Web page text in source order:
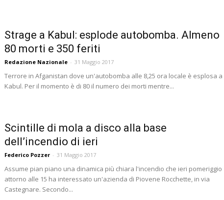
Strage a Kabul: esplode autobomba. Almeno
80 morti e 350 feriti
Redazione Nazionale - 31 Maggio 2017
Terrore in Afganistan dove un'autobomba alle 8,25 ora locale è esplosa a
Kabul. Per il momento è di 80 il numero dei morti mentre...
Scintille di mola a disco alla base
dell’incendio di ieri
Federico Pozzer - 31 Maggio 2017
Assume pian piano una dinamica più chiara l'incendio che ieri pomeriggio
attorno alle 15 ha interessato un'azienda di Piovene Rocchette, in via
Castegnare. Secondo...